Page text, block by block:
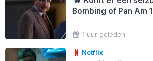
Bombing of Pan Am
1 uur geleden
Netflix